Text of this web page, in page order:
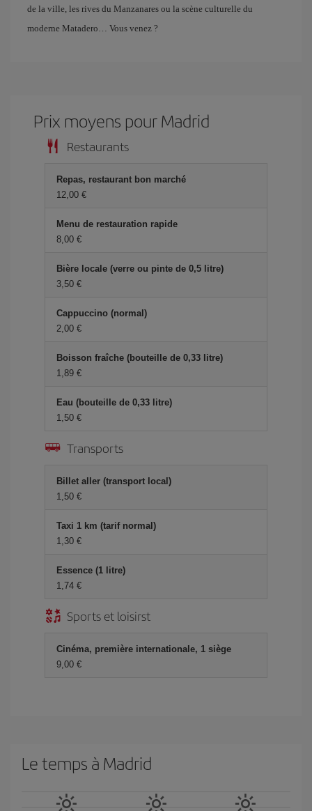
de la ville, les rives du Manzanares ou la scène culturelle du
moderne Matadero… Vous venez ?
Prix ​​moyens pour Madrid
Restaurants
Repas, restaurant bon marché
12,00 €
Menu de restauration rapide
8,00 €
Bière locale (verre ou pinte de 0,5 litre)
3,50 €
Cappuccino (normal)
2,00 €
Boisson fraîche (bouteille de 0,33 litre)
1,89 €
Eau (bouteille de 0,33 litre)
1,50 €
Transports
Billet aller (transport local)
1,50 €
Taxi 1 km (tarif normal)
1,30 €
Essence (1 litre)
1,74 €
Sports et loisirst
Cinéma, première internationale, 1 siège
9,00 €
Le temps à Madrid